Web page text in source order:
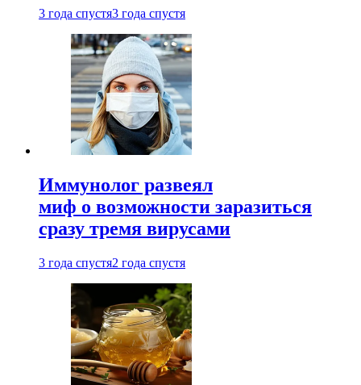
3 года спустя3 года спустя
Иммунолог развеял
миф о возможности заразиться
сразу тремя вирусами
3 года спустя2 года спустя